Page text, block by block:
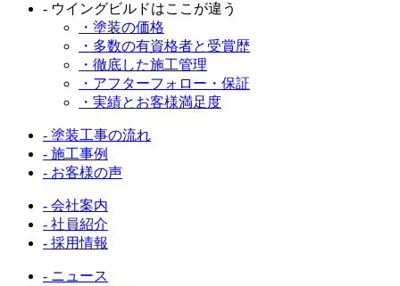
- ウイングビルドはここが違う
・塗装の価格
・多数の有資格者と受賞歴
・徹底した施工管理
・アフターフォロー・保証
・実績とお客様満足度
- 塗装工事の流れ
- 施工事例
- お客様の声
- 会社案内
- 社員紹介
- 採用情報
- ニュース